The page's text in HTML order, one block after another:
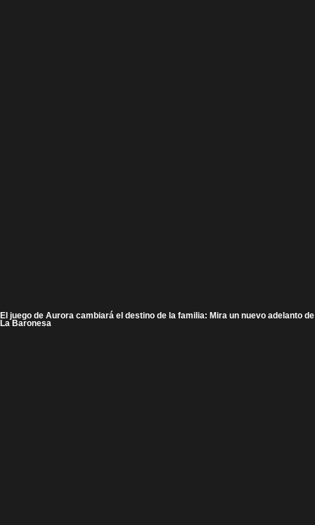
El juego de Aurora cambiará el destino de la familia: Mira un nuevo adelanto de
La Baronesa